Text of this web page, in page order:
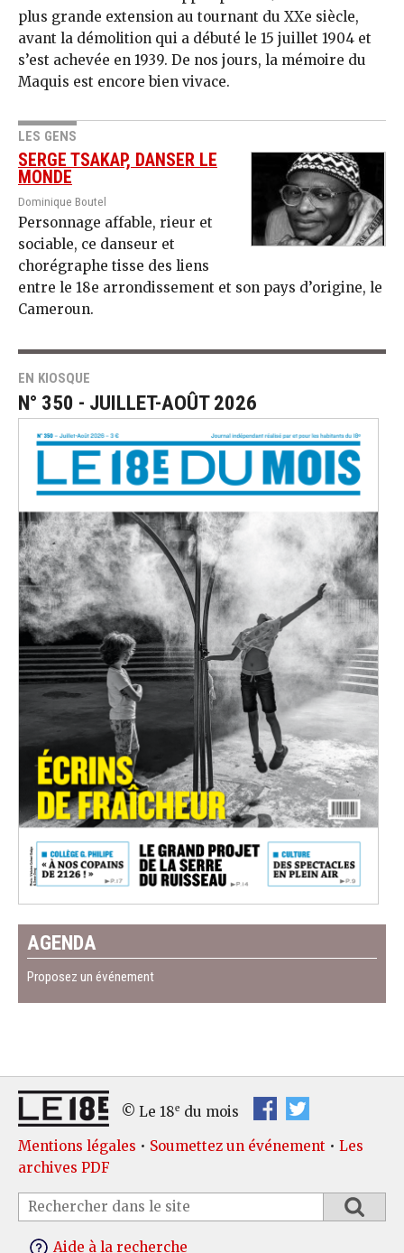
plus grande extension au tournant du XXe siècle,
avant la démolition qui a débuté le 15 juillet 1904 et
s’est achevée en 1939. De nos jours, la mémoire du
Maquis est encore bien vivace.
LES GENS
SERGE TSAKAP, DANSER LE
MONDE
Dominique Boutel
Personnage affable, rieur et
sociable, ce danseur et
chorégraphe tisse des liens
entre le 18e arrondissement et son pays d’origine, le
Cameroun.
EN KIOSQUE
N° 350 - JUILLET-AOÛT 2026
AGENDA
Proposez un événement
© Le 18e du mois
Mentions légales • Soumettez un événement • Les
archives PDF
Aide à la recherche